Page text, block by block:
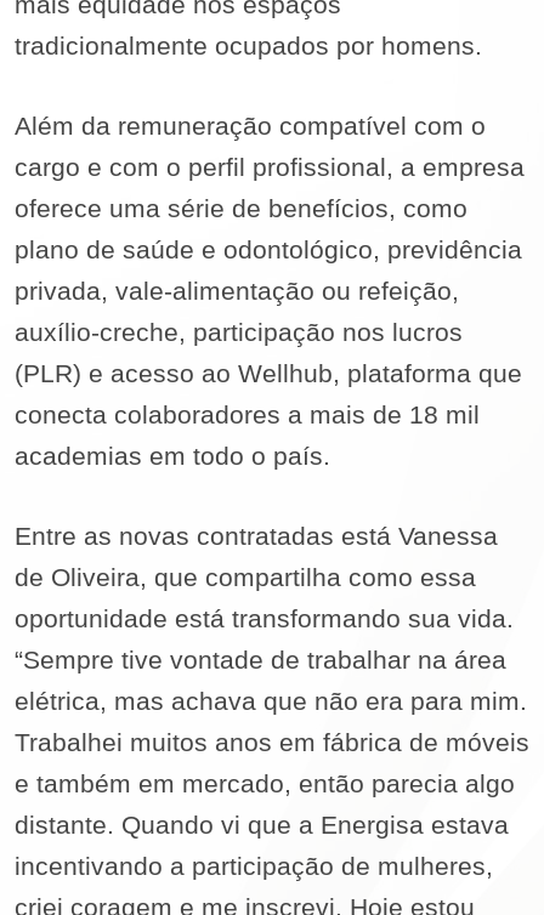
tradicionalmente ocupados por homens.
Além da remuneração compatível com o
cargo e com o perfil profissional, a empresa
oferece uma série de benefícios, como
plano de saúde e odontológico, previdência
privada, vale-alimentação ou refeição,
auxílio-creche, participação nos lucros
(PLR) e acesso ao Wellhub, plataforma que
conecta colaboradores a mais de 18 mil
academias em todo o país.
Entre as novas contratadas está Vanessa
de Oliveira, que compartilha como essa
oportunidade está transformando sua vida.
“Sempre tive vontade de trabalhar na área
elétrica, mas achava que não era para mim.
Trabalhei muitos anos em fábrica de móveis
e também em mercado, então parecia algo
distante. Quando vi que a Energisa estava
incentivando a participação de mulheres,
criei coragem e me inscrevi. Hoje estou